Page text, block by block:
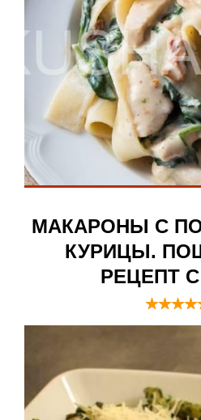
МАКАРОНЫ С
КУРИЦЫ.
РЕЦЕПТ